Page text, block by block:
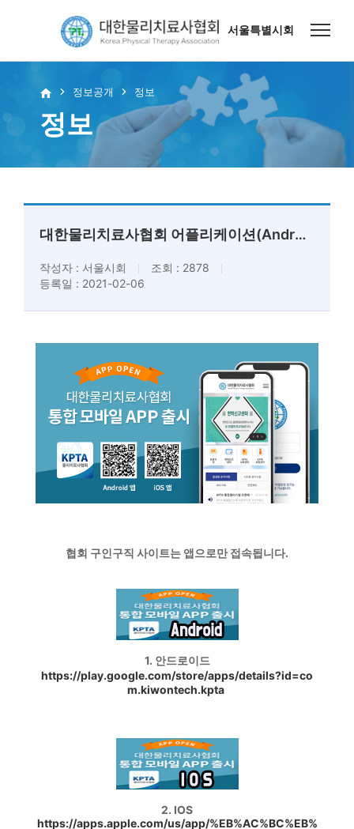
서울특별시회
정보공개 정보
정보
대한물리치료사협회 어플리케이션(Android + IOS)
작성자 : 서울시회
조회 : 2878
등록일 : 2021-02-06
협회 구인구직 사이트는 앱으로만 접속됩니다.
1. 안드로이드
https://play.google.com/store/apps/details?id=co
m.kiwontech.kpta
2. IOS
https://apps.apple.com/us/app/%EB%AC%BC%EB%